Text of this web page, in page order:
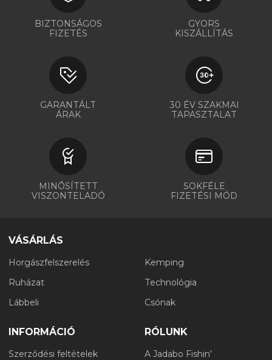
BIZTONSÁGOS
FIZETÉS
GYORS
KISZÁLLÍTÁS
GARANTÁLT
ÁRAK
30 ÉV SZAKMAI
TAPASZTALAT
MINŐSÍTETT
VISZONTELADÓ
SOKFÉLE
FIZETÉSI MÓD
VÁSÁRLÁS
Horgászfelszerelés
Ruházat
Lábbeli
Kemping
Technológia
Csónak
INFORMÁCIÓ
Szerződési feltételek
RÓLUNK
A Jadabo Fishin'